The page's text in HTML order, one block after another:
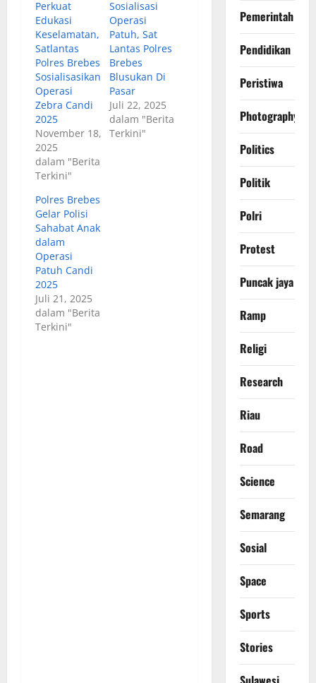
Perkuat
Edukasi
Keselamatan,
Satlantas
Polres Brebes
Sosialisasikan
Operasi
Zebra Candi
2025
November 18,
2025
dalam "Berita
Terkini"
Sosialisasi
Operasi
Patuh, Sat
Lantas Polres
Brebes
Blusukan Di
Pasar
Juli 22, 2025
dalam "Berita
Terkini"
Polres Brebes
Gelar Polisi
Sahabat Anak
dalam
Operasi
Patuh Candi
2025
Juli 21, 2025
dalam "Berita
Terkini"
Pemerintah
Pendidikan
Peristiwa
Photography
Politics
Politik
Polri
Protest
Puncak jaya
Ramp
Religi
Research
Riau
Road
Science
Semarang
Sosial
Space
Sports
Stories